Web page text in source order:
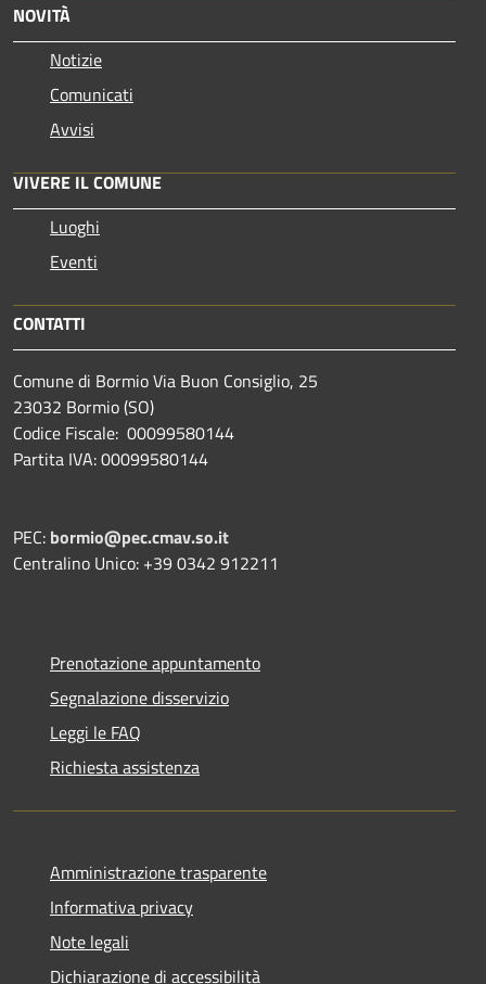
NOVITÀ
Notizie
Comunicati
Avvisi
VIVERE IL COMUNE
Luoghi
Eventi
CONTATTI
Comune di Bormio Via Buon Consiglio, 25
23032 Bormio (SO)
Codice Fiscale: 00099580144
Partita IVA: 00099580144
PEC: bormio@pec.cmav.so.it
Centralino Unico: +39 0342 912211
Prenotazione appuntamento
Segnalazione disservizio
Leggi le FAQ
Richiesta assistenza
Amministrazione trasparente
Informativa privacy
Note legali
Dichiarazione di accessibilità